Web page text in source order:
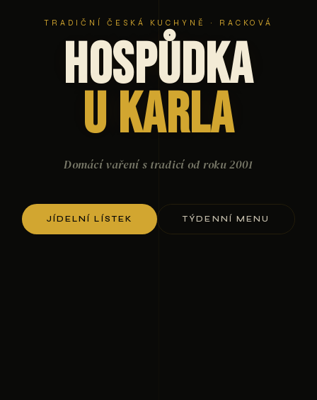
TRADIČNÍ ČESKÁ KUCHYNĚ · RACKOVÁ
Hospůdka
U Karla
Domácí vaření s tradicí od roku 2001
JÍDELNÍ LÍSTEK TÝDENNÍ MENU